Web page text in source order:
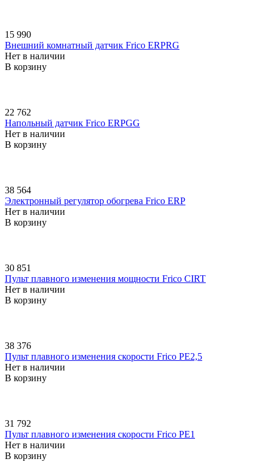
15 990
Внешний комнатный датчик Frico ERPRG
Нет в наличии
В корзину
22 762
Напольный датчик Frico ERPGG
Нет в наличии
В корзину
38 564
Электронный регулятор обогрева Frico ERP
Нет в наличии
В корзину
30 851
Пульт плавного изменения мощности Frico CIRT
Нет в наличии
В корзину
38 376
Пульт плавного изменения скорости Frico PE2,5
Нет в наличии
В корзину
31 792
Пульт плавного изменения скорости Frico PE1
Нет в наличии
В корзину